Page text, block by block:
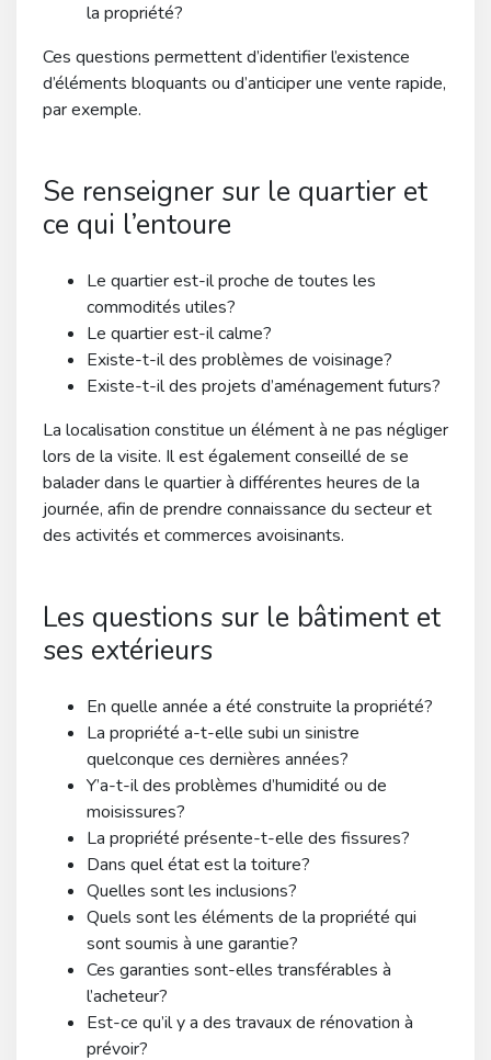
la propriété?
Ces questions permettent d’identifier l’existence
d’éléments bloquants ou d’anticiper une vente rapide,
par exemple.
Se renseigner sur le quartier et
ce qui l’entoure
Le quartier est-il proche de toutes les
commodités utiles?
Le quartier est-il calme?
Existe-t-il des problèmes de voisinage?
Existe-t-il des projets d’aménagement futurs?
La localisation constitue un élément à ne pas négliger
lors de la visite. Il est également conseillé de se
balader dans le quartier à différentes heures de la
journée, afin de prendre connaissance du secteur et
des activités et commerces avoisinants.
Les questions sur le bâtiment et
ses extérieurs
En quelle année a été construite la propriété?
La propriété a-t-elle subi un sinistre
quelconque ces dernières années?
Y’a-t-il des problèmes d’humidité ou de
moisissures?
La propriété présente-t-elle des fissures?
Dans quel état est la toiture?
Quelles sont les inclusions?
Quels sont les éléments de la propriété qui
sont soumis à une garantie?
Ces garanties sont-elles transférables à
l’acheteur?
Est-ce qu’il y a des travaux de rénovation à
prévoir?